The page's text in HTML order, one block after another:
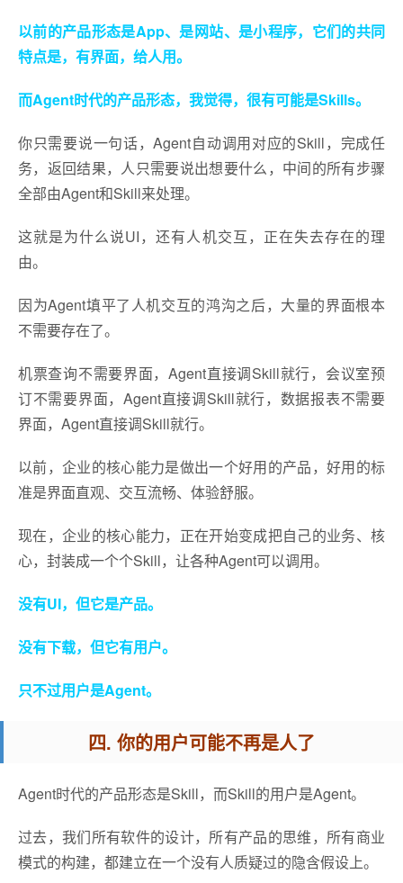
以前的产品形态是App、是网站、是小程序，它们的共同
特点是，有界面，给人用。
而Agent时代的产品形态，我觉得，很有可能是Skills。
你只需要说一句话，Agent自动调用对应的Skill，完成任
务，返回结果，人只需要说出想要什么，中间的所有步骤
全部由Agent和Skill来处理。
这就是为什么说UI，还有人机交互，正在失去存在的理
由。
因为Agent填平了人机交互的鸿沟之后，大量的界面根本
不需要存在了。
机票查询不需要界面，Agent直接调Skill就行，会议室预
订不需要界面，Agent直接调Skill就行，数据报表不需要
界面，Agent直接调Skill就行。
以前，企业的核心能力是做出一个好用的产品，好用的标
准是界面直观、交互流畅、体验舒服。
现在，企业的核心能力，正在开始变成把自己的业务、核
心，封装成一个个Skill，让各种Agent可以调用。
没有UI，但它是产品。
没有下载，但它有用户。
只不过用户是Agent。
四. 你的用户可能不再是人了
Agent时代的产品形态是Skill，而Skill的用户是Agent。
过去，我们所有软件的设计，所有产品的思维，所有商业
模式的构建，都建立在一个没有人质疑过的隐含假设上。